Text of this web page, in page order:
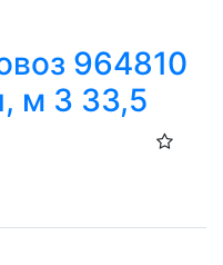
964810
м 3 33,5